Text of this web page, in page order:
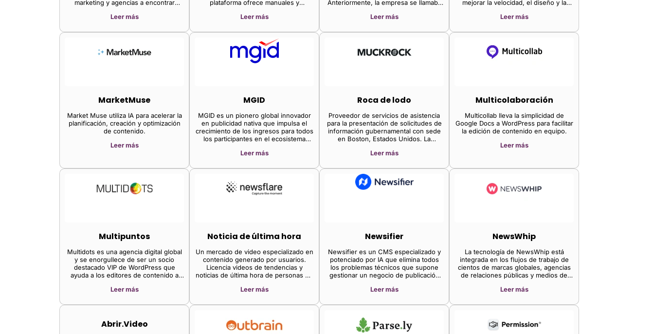
marketing y agencias a encontrar
participación y hacer crecer los
audiencia, anunció hoy el lanzamiento
datos privados en DMEXCO 2019 en
Colonia, Alemania
Leer más
plataforma ofrece manuales y
sobre todo lo necesario para crear una
creación de contenido especializado e
instrucciones completas para publicar
en Newsstand.
Leer más
Anteriormente, la empresa se llamaba
publicidad online) y se convirtió en
(una SSP centrada principalmente en
en 2020. En 2021, la empresa también
adquirió SpotX, otra de las principales
empresa genera casi el 45 % de sus
ingresos mediante la venta
programática de inventario publicitario
de CTV, el 35 % de sitios web y
aplicaciones móviles, y el resto de
sitios web accesibles desde
ordenador.
Leer más
mejorar la velocidad, el diseño y la
Marfeel ayuda a aumentar la
monetización en dispositivos móviles.
Leer más
MarketMuse
Market Muse utiliza IA para acelerar la
planificación, creación y optimización
de contenido.
Leer más
MGID
MGID es un pionero global innovador
en publicidad nativa que impulsa el
crecimiento de los ingresos para todos
los participantes en el ecosistema
Leer más
Roca de lodo
Proveedor de servicios de asistencia
para la presentación de solicitudes de
información gubernamental con sede
en Boston, Estados Unidos. La
presentación de solicitudes de
automatización parcial del proceso y
una interfaz intuitiva que facilita el
proceso.
Leer más
Multicolaboración
Multicollab lleva la simplicidad de
Google Docs a WordPress para facilitar
la edición de contenido en equipo.
Leer más
Multipuntos
Multidots es una agencia digital global
y se enorgullece de ser un socio
destacado VIP de WordPress que
ayuda a los editores de contenido a
implementación de un WordPress
Leer más
Noticia de última hora
Un mercado de video especializado en
contenido generado por usuarios.
Licencia videos de tendencias y
noticias de última hora de personas de
empresas de medios enriquecer su
mundo real.
Leer más
Newsifier
Newsifier es un CMS especializado y
potenciado por IA que elimina todos
los problemas técnicos que supone
gestionar un negocio de publicación
Leer más
NewsWhip
La tecnología de NewsWhip está
integrada en los flujos de trabajo de
cientos de marcas globales, agencias
de relaciones públicas y medios de
diseñado para que los profesionales
informativo.
Leer más
Abrir.Video